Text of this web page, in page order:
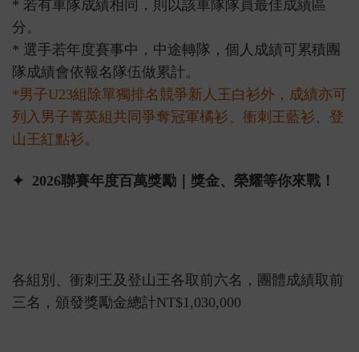
* 若有車隊成績相同，則以該車隊隊員最佳成績區
分。
* 選手若年度賽事中，中途轉隊，個人成績可累積團
隊成績會依報名隊伍做累計。
*男子U23組除單獨排名競爭新人王白衫外，成績亦可
列入男子菁英組共同爭奪冠軍橘衫、衝刺王藍衫、登
山王紅點衫。
✦ 2026聯賽年度百萬獎勵｜獎金、榮耀等你來戰！
各組別、衝刺王及登山王各取前六名，團體成績取前
三名，頒發獎勵金總計NT$1,030,000